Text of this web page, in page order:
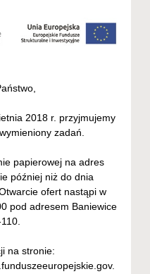
2018 r. przyjmujemy
zadań.
papierowej na adres
później niż do dnia
ofert nastąpi w
pod adresem Baniewice
na stronie: